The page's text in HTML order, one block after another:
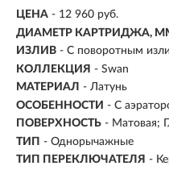
ЦЕНА - 12 960 руб.
ДИАМЕТР КАРТРИДЖА,
ИЗЛИВ - С поворотным
КОЛЛЕКЦИЯ - Swan
МАТЕРИАЛ - Латунь
ОСОБЕННОСТИ - С
ПОВЕРХНОСТЬ - Матовая;
ТИП - Однорычажные
ТИП ПЕРЕКЛЮЧАТЕЛЯ -